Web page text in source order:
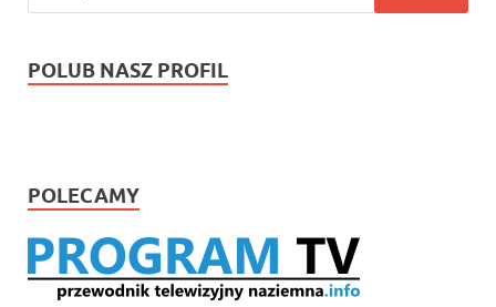
POLUB NASZ PROFIL
POLECAMY